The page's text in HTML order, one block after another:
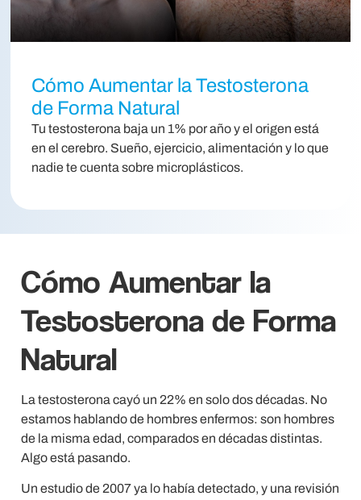
Cómo Aumentar la Testosterona
de Forma Natural
Tu testosterona baja un 1% por año y el origen está
en el cerebro. Sueño, ejercicio, alimentación y lo que
nadie te cuenta sobre microplásticos.
Cómo Aumentar la
Testosterona de Forma
Natural
La testosterona cayó un 22% en solo dos décadas. No
estamos hablando de hombres enfermos: son hombres
de la misma edad, comparados en décadas distintas.
Algo está pasando.
Un estudio de 2007 ya lo había detectado, y una revisión